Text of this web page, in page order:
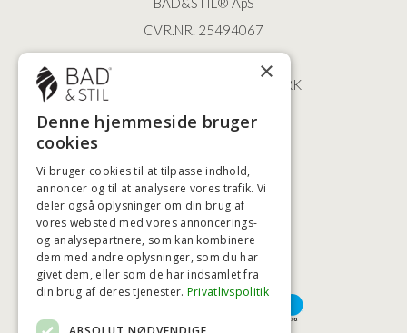
CVR.NR. 25494067
ØSTERBROGADE 202
2100 KØBENHAVN • DANMARK
+45 3920 5084
HØJESTE KREDITVÆRDIGHED
BETALINGSMULIGHEDER
×
Denne hjemmeside bruger
cookies
Vi bruger cookies til at tilpasse indhold,
annoncer og til at analysere vores trafik. Vi
deler også oplysninger om din brug af
vores websted med vores annoncerings-
og analysepartnere, som kan kombinere
dem med andre oplysninger, som du har
givet dem, eller som de har indsamlet fra
din brug af deres tjenester. Privatlivspolitik